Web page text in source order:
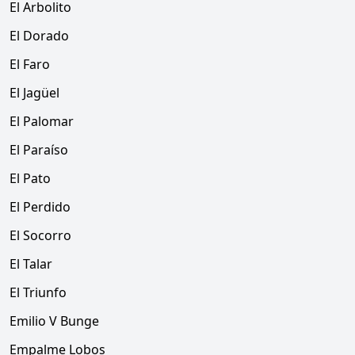
El Arbolito
El Dorado
El Faro
El Jagüel
El Palomar
El Paraíso
El Pato
El Perdido
El Socorro
El Talar
El Triunfo
Emilio V Bunge
Empalme Lobos